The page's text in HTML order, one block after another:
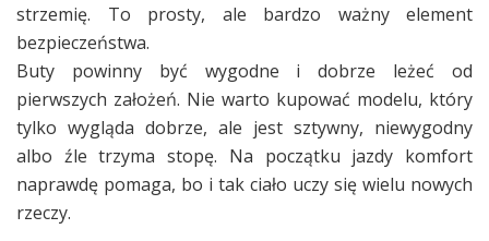
strzemię. To prosty, ale bardzo ważny element
bezpieczeństwa.
Buty powinny być wygodne i dobrze leżeć od
pierwszych założeń. Nie warto kupować modelu, który
tylko wygląda dobrze, ale jest sztywny, niewygodny
albo źle trzyma stopę. Na początku jazdy komfort
naprawdę pomaga, bo i tak ciało uczy się wielu nowych
rzeczy.